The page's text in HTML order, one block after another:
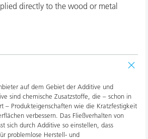
directly to the wood or metal
auf dem Gebiet der Additive und
sind chemische Zusatzstoffe, die – schon in
– Produkteigenschaften wie die Kratzfestigkeit
verbessern. Das Fließverhalten von
sich durch Additive so einstellen, dass
problemlose Herstell- und